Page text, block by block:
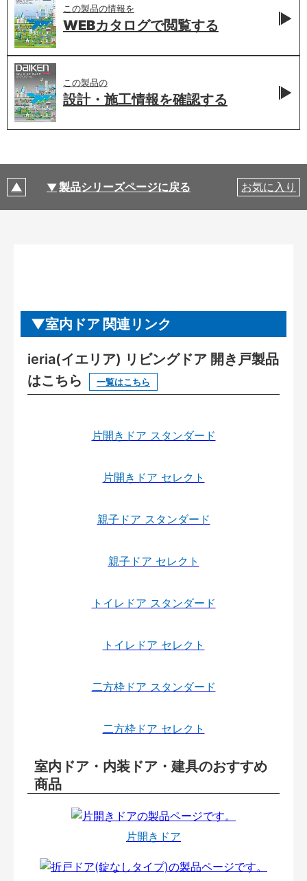
この製品の情報を
WEBカタログで閲覧する
この製品の
設計・施工情報を確認する
製品シリーズページに戻る お気に入り
室内ドア 関連リンク
ieria(イエリア) リビングドア 開き戸製品
はこちら
一覧はこちら
片開きドア スタンダード
片開きドア セレクト
親子ドア スタンダード
親子ドア セレクト
トイレドア スタンダード
トイレドア セレクト
二方枠ドア スタンダード
二方枠ドア セレクト
室内ドア・内装ドア・建具のおすすめ
商品
片開きドア